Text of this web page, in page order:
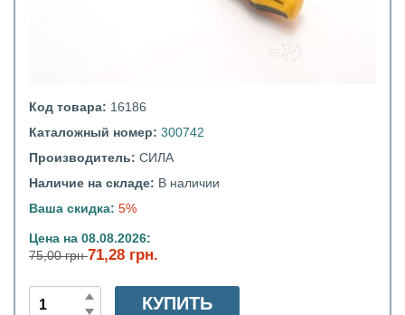
Код товара: 16186
Каталожный номер: 300742
Производитель: СИЛА
Наличие на складе: В наличии
Ваша скидка: 5%
Цена на 08.08.2026:
75,00 грн71,28 грн.
КУПИТЬ